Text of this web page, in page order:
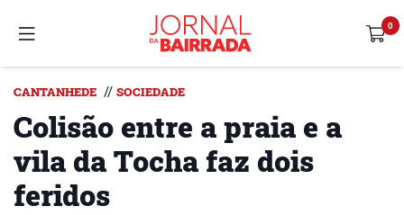
CANTANHEDE // SOCIEDADE
Colisão entre a praia e a
vila da Tocha faz dois
feridos